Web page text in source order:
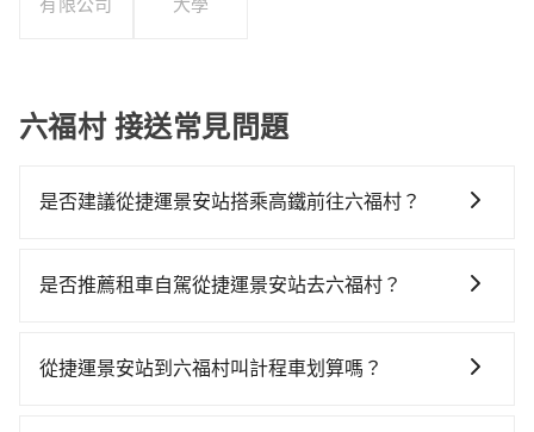
六福村 接送常見問題
是否建議從捷運景安站搭乘高鐵前往六福村？
時、轉車麻煩！從最早06:34一直到23:08，板橋-新竹一
200元、車程約22分鐘。抵達高鐵站後，步行進站、現
是否推薦租車自駕從捷運景安站去六福村？
對的時間彈性，最重要的是你當天就要來回，那在新北
從捷運景安站到六福村叫計程車划算嗎？